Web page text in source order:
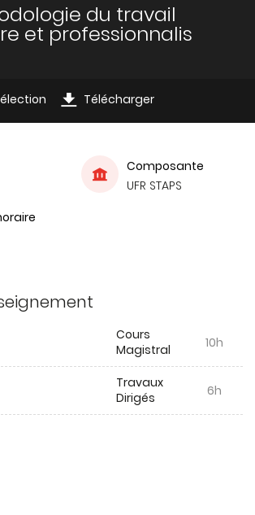
du travail
et professionnalis
Télécharger
Composante
UFR STAPS
Cours
Magistral
10h
Travaux
Dirigés
6h